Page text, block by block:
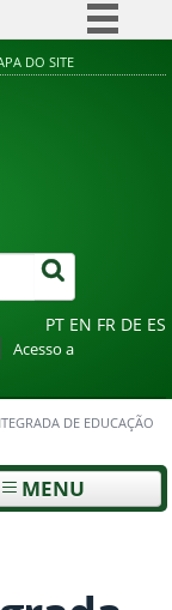
DO SITE
PT EN FR DE ES
Acesso a
DE EDUCAÇÃO
MENU